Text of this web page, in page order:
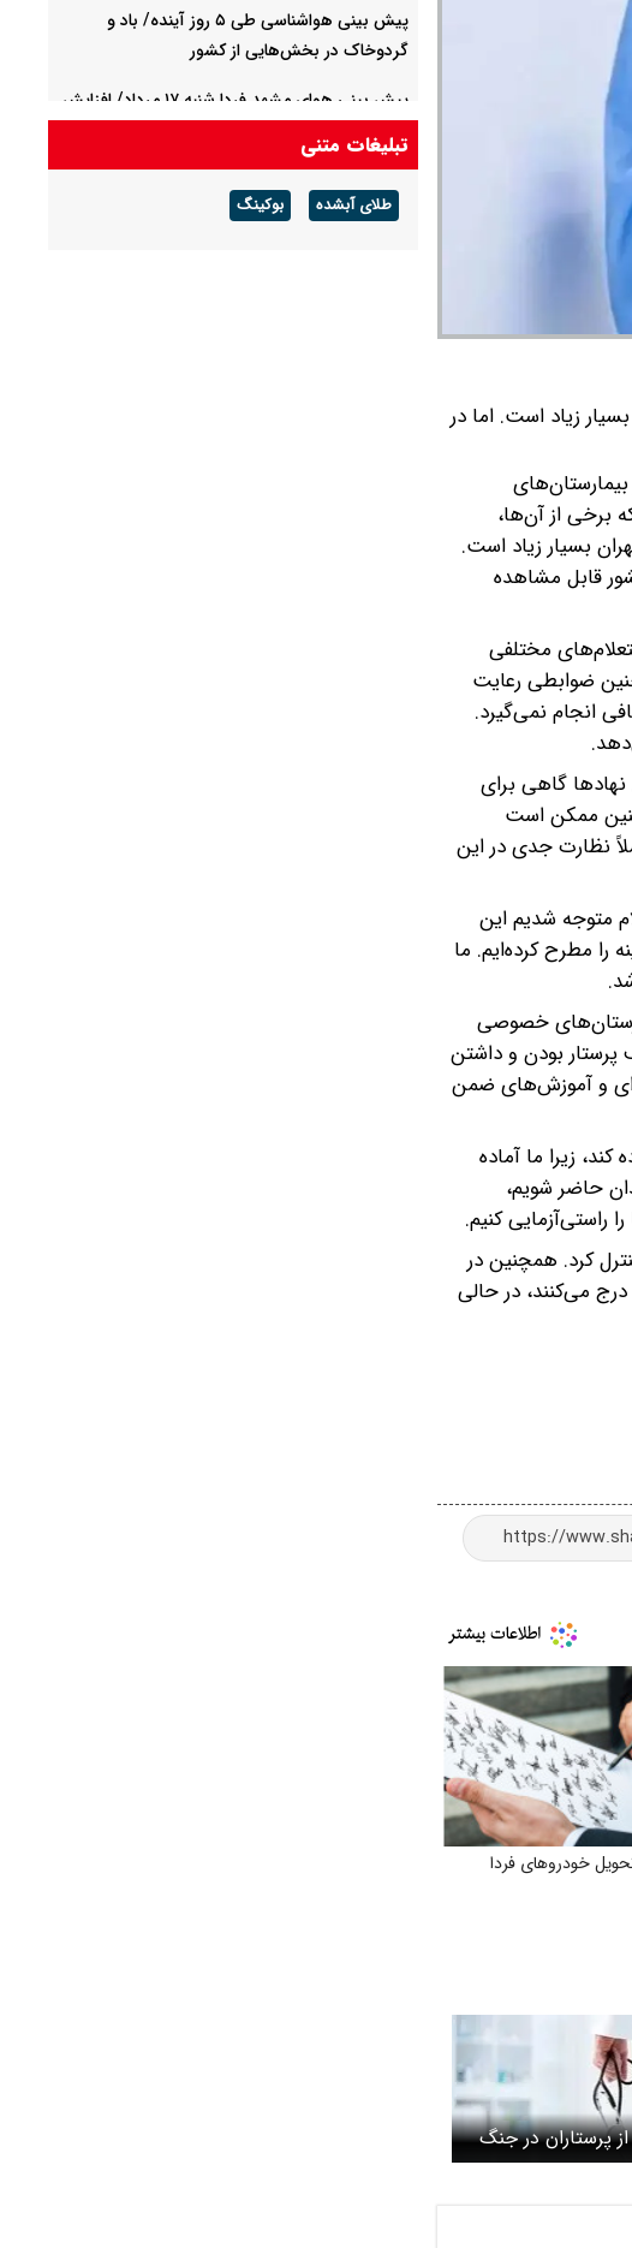
زیاد است. اما در
برخی از آن‌ها،
بسیار زیاد است.
قابل مشاهده
مختلفی
ضوابطی رعایت
انجام نمی‌گیرد.
گاهی برای
ممکن است
نظارت جدی در این
متوجه شدیم این
را مطرح کرده‌ایم. ما
خصوصی
بودن و داشتن
و آموزش‌های ضمن
زیرا ما آماده
حاضر شویم،
راستی‌آزمایی کنیم.
کرد. همچنین در
می‌کنند، در حالی
خودروهای فردا
پرستاران در جنگ
پیش بینی هواشناسی طی ۵ روز آینده/ باد و
گردوخاک در بخش‌هایی از کشور
پیش بینی هوای مشهد فردا شنبه ۱۷ مرداد/ افزایش
دما از روز سه شنبه
پیش بینی هوای لرستان فردا ۱۷ مرداد/ تداوم هوای
گرم و افزایش سرعت وزش باد
تبلیغات متنی
طلای آبشده بوکینگ